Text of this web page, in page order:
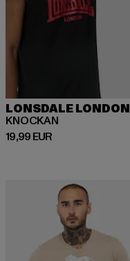
LONSDALE LONDON
KNOCKAN
19,99 EUR
Prix courant: 19,99 EUR